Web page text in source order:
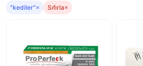
"kediler"× Sıfırla×